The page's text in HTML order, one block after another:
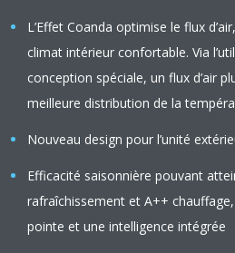
L’Effet Coanda optimise le flux
climat intérieur confortable. Via
conception spéciale, un flux d’air
meilleure distribution de la
Nouveau design pour l’unité
Efficacité saisonnière pouvant
rafraîchissement et A++
pointe et une intelligence intégrée